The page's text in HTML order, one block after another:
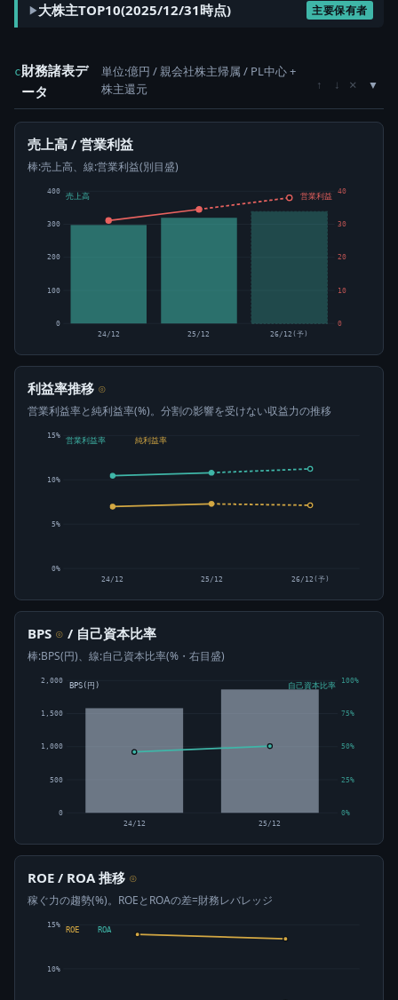
大株主TOP10(2025/12/31時点) 主要保有者
c財務諸表デ
ータ
単位:億円 / 親会社株主帰属 / PL中心 +
株主還元
↑ ↓ ×
売上高 / 営業利益
棒:売上高、線:営業利益(別目盛)
0
100
200
300
400
0
10
20
30
40
24/12 25/12 26/12(予)
売上高 営業利益
利益率推移 ⊙
営業利益率と純利益率(%)。分割の影響を受けない収益力の推移
0%
5%
10%
15%
営業利益率 純利益率
24/12 25/12 26/12(予)
BPS ⊙ / 自己資本比率
棒:BPS(円)、線:自己資本比率(%・右目盛)
0
500
1,000
1,500
2,000
0%
25%
50%
75%
100%
24/12 25/12
BPS(円) 自己資本比率
ROE / ROA 推移 ⊙
稼ぐ力の趨勢(%)。ROEとROAの差=財務レバレッジ
10%
15%
ROE ROA